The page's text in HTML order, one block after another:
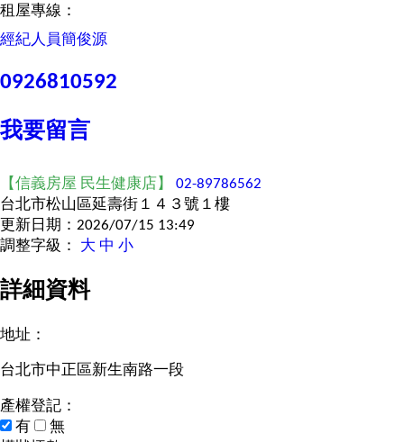
租屋專線：
經紀人員簡俊源
0926810592
我要留言
【信義房屋 民生健康店】 02-89786562
台北市松山區延壽街１４３號１樓
更新日期：2026/07/15 13:49
調整字級：
大 中 小
詳細資料
地址：
台北市中正區新生南路一段
產權登記：
有
無